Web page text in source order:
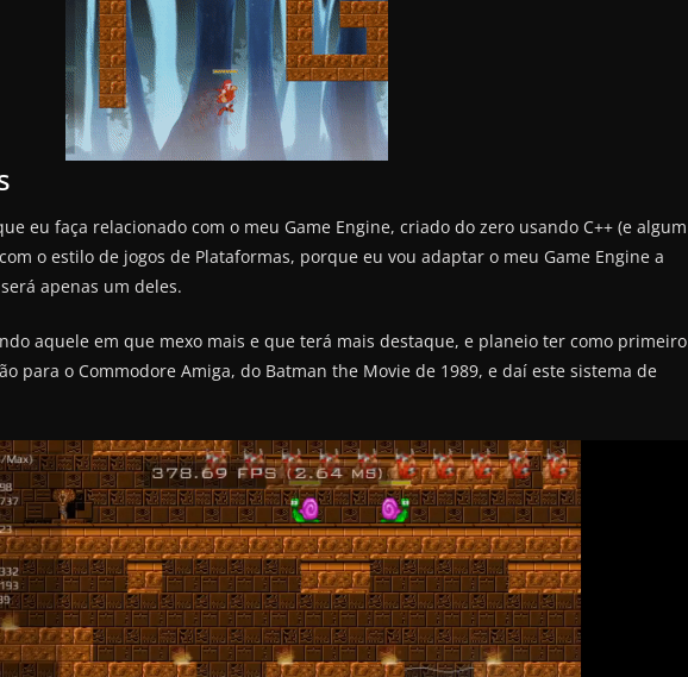
eu faça relacionado com o meu Game Engine, criado do zero usando C++ (e algum
o estilo de jogos de Plataformas, porque eu vou adaptar o meu Game Engine a
apenas um deles.
aquele em que mexo mais e que terá mais destaque, e planeio ter como primeiro
para o Commodore Amiga, do Batman the Movie de 1989, e daí este sistema de